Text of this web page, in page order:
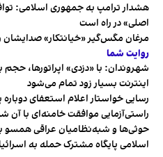
هشدار ترامپ به جمهوری اسلامی:
اصلی» در راه است
مرغان مگس‌گیر «خیانتکار»
روایت شما
شهروندان:‌ با «دزدی» اپراتورها،
اینترنت بسیار زود تمام می‌شود
رسایی خواستار اعلام استعفای
راستی‌آزمایی موافقت خامنه‌ای با آن
حوثی‌ها و شبه‌نظامیان عراقی همسو
اسلامی پایگاه مشترک حمله به